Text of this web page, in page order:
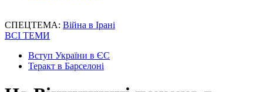
СПЕЦТЕМА: Війна в Ірані
ВСІ ТЕМИ
Вступ України в ЄС
Теракт в Барселоні